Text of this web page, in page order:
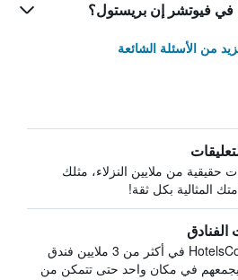
في فيوتشر إن بريستول؟
من الأسئلة الشائعة
حقيقية من ملايين النزلاء، مثلك
المثالية بكل ثقة!
يبحث HotelsCombined في أكثر من 3 ملايين فندق
في مكان واحد حتى تتمكن من